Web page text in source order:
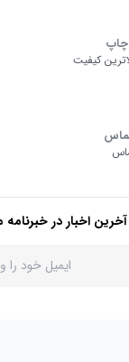
چاپ
کیفیت
اخبار در